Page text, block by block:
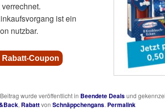
ist ein
nutzbar.
Rabatt-Coupon
wurde veröffentlicht in Beendete Dealsund
, Rabattvon Schnäppchengans. Permalink